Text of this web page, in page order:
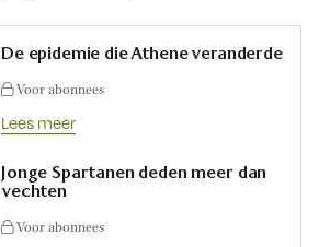
De epidemie die Athene veranderde
Voor abonnees
Lees meer
Jonge Spartanen deden meer dan
vechten
Voor abonnees